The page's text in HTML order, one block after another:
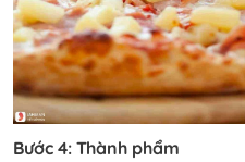
Bước 4: Thành phẩm